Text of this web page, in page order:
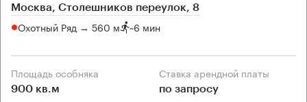
Москва, Столешников переулок, 8
Охотный Ряд → 560 м ~6 мин
Площадь особняка
900 кв.м
Ставка арендной платы
по запросу